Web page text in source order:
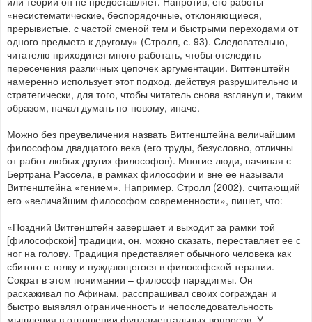
«несистематические, беспорядочные, отклоняющиеся,
прерывистые, с частой сменой тем и быстрыми переходами от
одного предмета к другому» (Стролл, с. 93). Следовательно,
читателю приходится много работать, чтобы отследить
пересечения различных цепочек аргументации. Витгенштейн
намеренно использует этот подход, действуя разрушительно и
стратегически, для того, чтобы читатель снова взглянул и, таким
образом, начал думать по-новому, иначе.
Можно без преувеличения назвать Витгенштейна величайшим
философом двадцатого века (его труды, безусловно, отличны
от работ любых других философов). Многие люди, начиная с
Бертрана Рассела, в рамках философии и вне ее называли
Витгенштейна «гением». Например, Стролл (2002), считающий
его «величайшим философом современности», пишет, что:
«Поздний Витгенштейн завершает и выходит за рамки той
[философской] традиции, он, можно сказать, переставляет ее с
ног на голову. Традиция представляет обычного человека как
сбитого с толку и нуждающегося в философской терапии.
Сократ в этом понимании – философ парадигмы. Он
расхаживал по Афинам, расспрашивал своих сограждан и
быстро выявлял ограниченность и непоследовательность
мышления в отношении фундаментальных вопросов. У